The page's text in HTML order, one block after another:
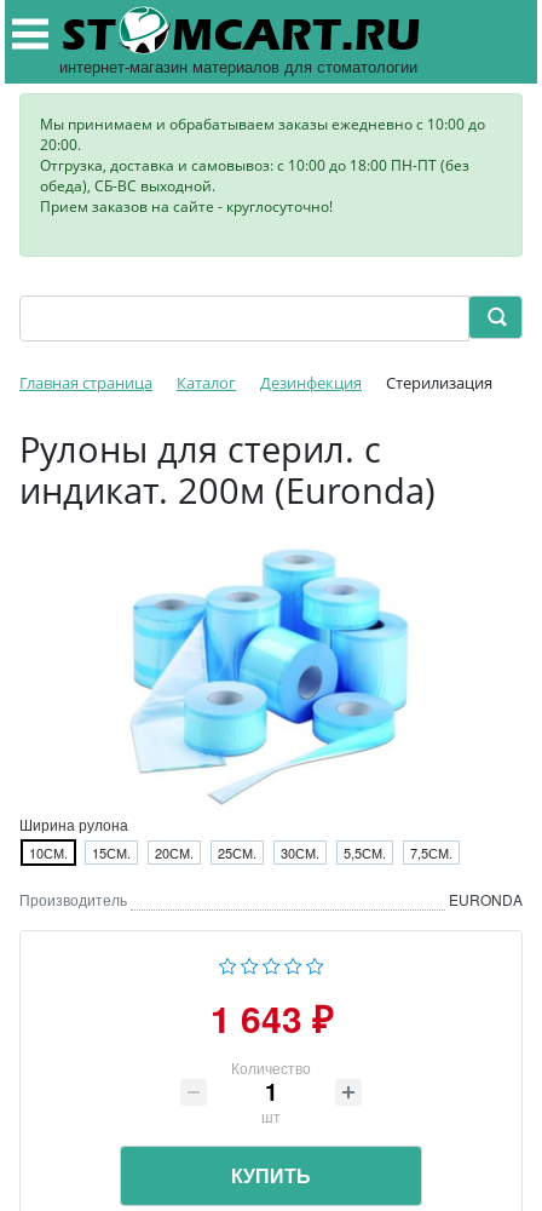
интернет-магазин материалов для стоматологии
Мы принимаем и обрабатываем заказы ежедневно с 10:00 до
20:00.
Отгрузка, доставка и самовывоз: с 10:00 до 18:00 ПН-ПТ (без
обеда), СБ-ВС выходной.
Прием заказов на сайте - круглосуточно!
Главная страница Каталог Дезинфекция Стерилизация
Рулоны для стерил. с
индикат. 200м (Euronda)
Ширина рулона
10СМ. 15СМ. 20СМ. 25СМ. 30СМ. 5,5СМ. 7,5СМ.
Производитель EURONDA
1 643 ₽
Количество
шт
КУПИТЬ